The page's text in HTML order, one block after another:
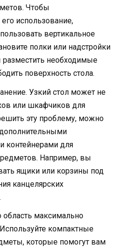
Чтобы
использование,
вертикальное
полки или надстройки
разместить необходимые
поверхность стола.
Узкий стол может не
или шкафчиков для
эту проблему, можно
контейнерами для
Например, вы
ящики или корзины под
канцелярских
область максимально
компактные
которые помогут вам